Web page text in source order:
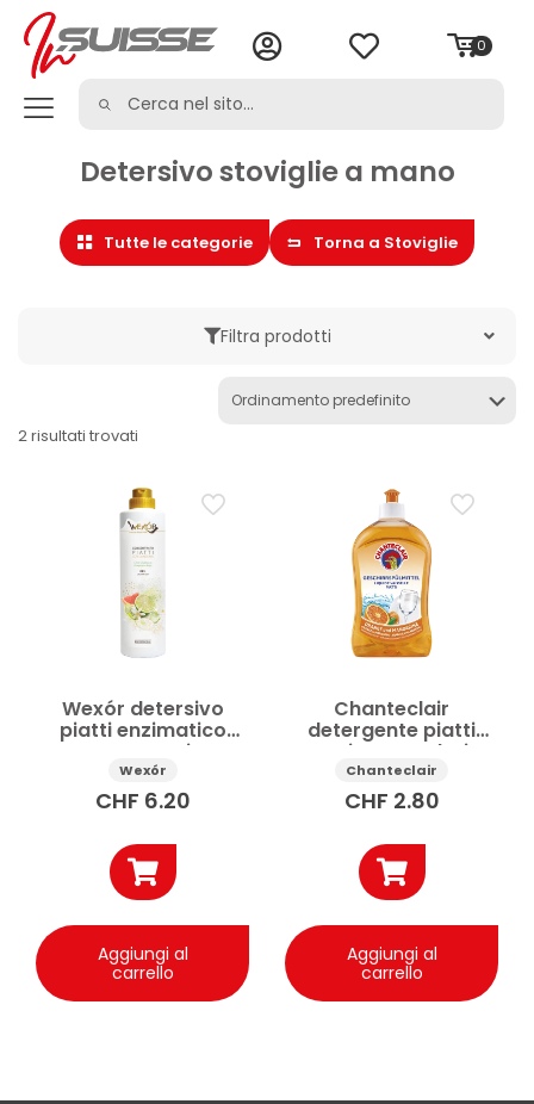
0
Detersivo stoviglie a mano
Tutte le categorie Torna a Stoviglie
Filtra prodotti
Cura della casa
Detersivo lavastoviglie
Detersivo stoviglie a mano
2 risultati trovati
Wexór detersivo
piatti enzimatico
concentrato Lime e
Pompelmo 750 ml
Wexór
CHF 6.20
Aggiungi al
carrello
Chanteclair
detergente piatti
Arancio e Mandarino
500ml
Chanteclair
CHF 2.80
Aggiungi al
carrello